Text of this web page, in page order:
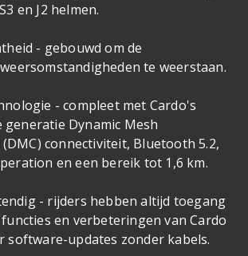
en J2 helmen.
- gebouwd om de
te weerstaan.
- compleet met Cardo's
Dynamic Mesh
connectiviteit, Bluetooth 5.2,
en een bereik tot 1,6 km.
- rijders hebben altijd toegang
en verbeteringen van Cardo
software-updates zonder kabels.